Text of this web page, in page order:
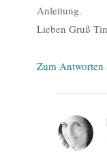
Anleitung.
Lieben Gruß
Zum Antworten